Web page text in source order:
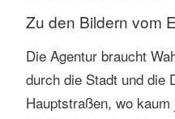
Zu den Bildern vom
Die Agentur braucht
durch die Stadt und die
Hauptstraßen, wo